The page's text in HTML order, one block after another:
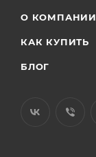
О КОМПАНИИ
КАК КУПИТЬ
БЛОГ